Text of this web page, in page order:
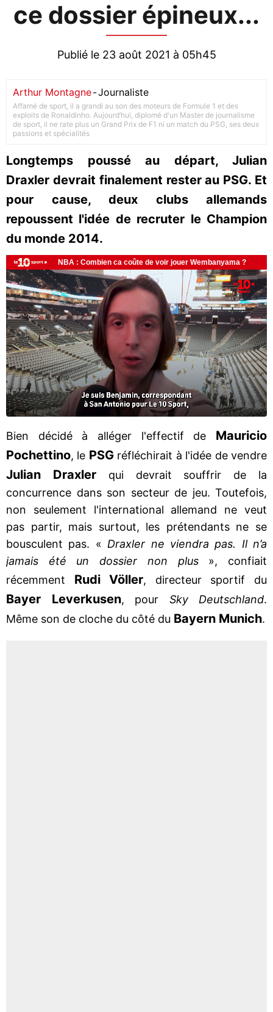
ce dossier épineux...
Publié le 23 août 2021 à 05h45
Arthur Montagne-Journaliste
Affamé de sport, il a grandi au son des moteurs de Formule 1 et des
exploits de Ronaldinho. Aujourd’hui, diplomé d'un Master de journalisme
de sport, il ne rate plus un Grand Prix de F1 ni un match du PSG, ses deux
passions et spécialités
Longtemps poussé au départ, Julian
Draxler devrait finalement rester au PSG. Et
pour cause, deux clubs allemands
repoussent l'idée de recruter le Champion
du monde 2014.
Bien décidé à alléger l'effectif de Mauricio
Pochettino, le PSGréfléchirait à l'idée de vendre
Julian Draxlerqui devrait souffrir de la
concurrence dans son secteur de jeu. Toutefois,
non seulement l'international allemand ne veut
pas partir, mais surtout, les prétendants ne se
bousculent pas. « Draxler ne viendra pas. Il n’a
jamais été un dossier non plus», confiait
récemment Rudi Völler, directeur sportif du
Bayer Leverkusen, pour Sky Deutschland.
Même son de cloche du côté du Bayern Munich.